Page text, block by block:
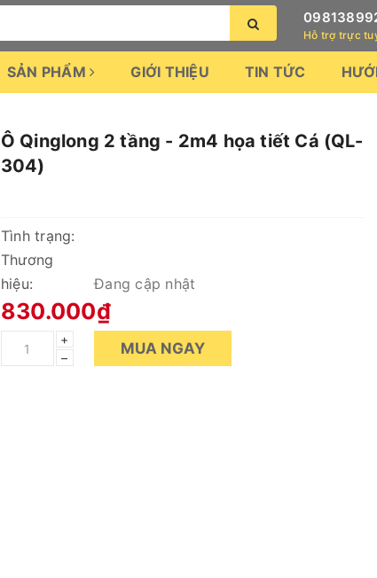
Hỗ trợ trực
SẢN PHẨM GIỚI THIỆU TIN TỨC
Ô Qinglong 2 tầng - 2m4 họa tiết Cá (QL-
304)
Tình trạng:
Thương
hiệu:
Đang cập nhật
830.000₫
+
–
MUA NGAY